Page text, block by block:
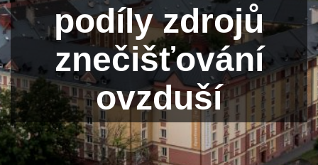
podíly zdrojů
znečišťování
ovzduší